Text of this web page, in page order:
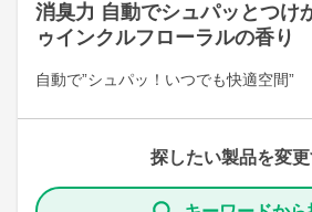
消臭力 自動でシュパッとつけ
ゥインクルフローラルの香り
自動で”シュパッ！いつでも快適空間”
探したい製品を変